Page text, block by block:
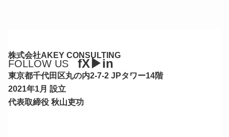
FOLLOW US
株式会社AKEY CONSULTING
東京都千代田区丸の内2-7-2 JPタワー14階
2021年1月 設立
代表取締役 秋山吏功